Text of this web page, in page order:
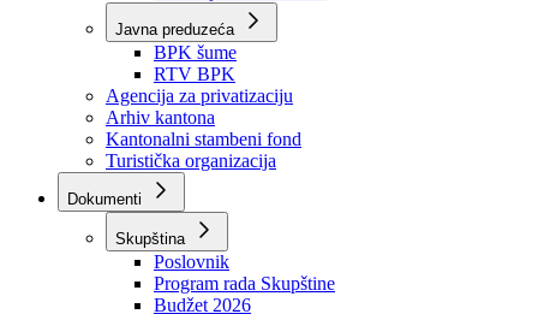
Direkcija za robne rezerve
Direkcija za ceste
Direkcija za šumarstvo
Javna preduzeća
BPK šume
RTV BPK
Agencija za privatizaciju
Arhiv kantona
Kantonalni stambeni fond
Turistička organizacija
Dokumenti
Skupština